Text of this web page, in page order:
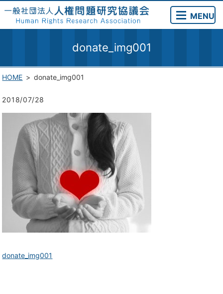
MENU
donate_img001
HOME donate_img001
2018/07/28
donate_img001